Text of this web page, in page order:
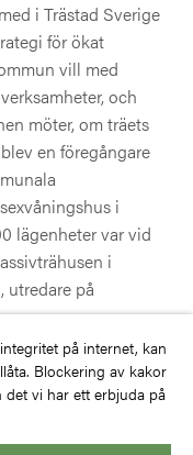
i Trästad Sverige
för ökat
vill med
och
möter, om träets
en föregångare
i
lägenheter var vid
i
utredare på
på internet, kan
Blockering av kakor
det vi har ett erbjuda på